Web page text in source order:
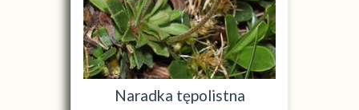
Naradka tępolistna